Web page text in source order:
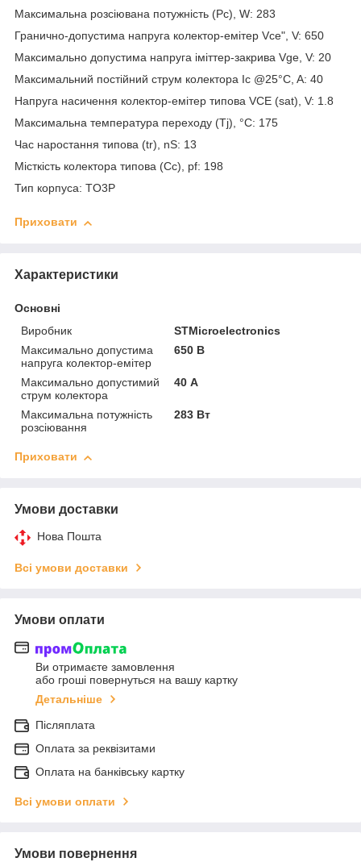
Максимальна розсіювана потужність (Pc), W: 283
Гранично-допустима напруга колектор-емітер Vce", V: 650
Максимально допустима напруга іміттер-закрива Vge, V: 20
Максимальний постійний струм колектора Ic @25°C, A: 40
Напруга насичення колектор-емітер типова VCE (sat), V: 1.8
Максимальна температура переходу (Tj), °C: 175
Час наростання типова (tr), nS: 13
Місткість колектора типова (Cc), pf: 198
Тип корпуса: TO3P
Приховати
Характеристики
Основні
Виробник
STMicroelectronics
Максимально допустима
напруга колектор-емітер
650 В
Максимально допустимий
струм колектора
40 А
Максимальна потужність
розсіювання
283 Вт
Приховати
Умови доставки
Нова Пошта
Всі умови доставки
Умови оплати
Ви отримаєте замовлення
або гроші повернуться на вашу картку
Детальніше
Післяплата
Оплата за реквізитами
Оплата на банківську картку
Всі умови оплати
Умови повернення